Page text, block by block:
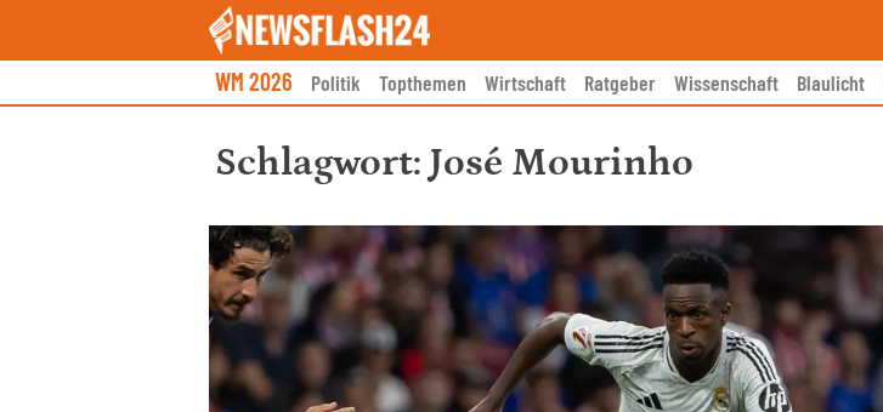
WM 2026 Politik Topthemen Wirtschaft Ratgeber Wissenschaft Blaulicht
Schlagwort: José Mourinho